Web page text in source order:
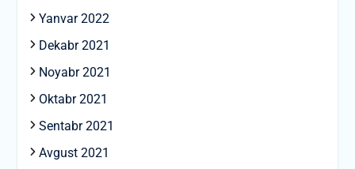
Yanvar 2022
Dekabr 2021
Noyabr 2021
Oktabr 2021
Sentabr 2021
Avgust 2021